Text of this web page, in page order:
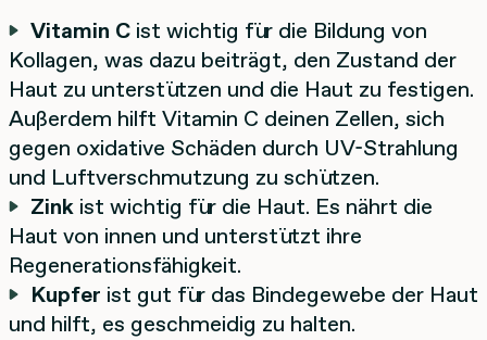
Vitamin C ist wichtig für die Bildung von
Kollagen, was dazu beiträgt, den Zustand der
Haut zu unterstützen und die Haut zu festigen.
Außerdem hilft Vitamin C deinen Zellen, sich
gegen oxidative Schäden durch UV-Strahlung
und Luftverschmutzung zu schützen.
Zink ist wichtig für die Haut. Es nährt die
Haut von innen und unterstützt ihre
Regenerationsfähigkeit.
Kupfer ist gut für das Bindegewebe der Haut
und hilft, es geschmeidig zu halten.